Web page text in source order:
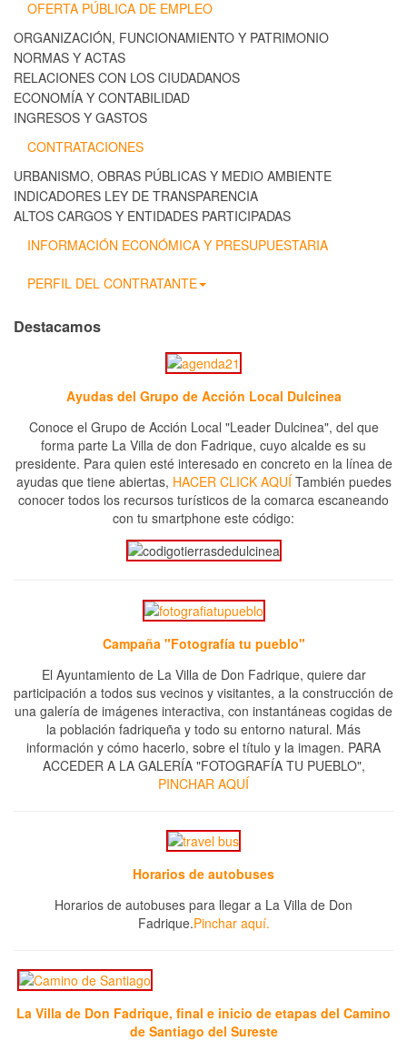
OFERTA PÚBLICA DE EMPLEO
ORGANIZACIÓN, FUNCIONAMIENTO Y PATRIMONIO
NORMAS Y ACTAS
RELACIONES CON LOS CIUDADANOS
ECONOMÍA Y CONTABILIDAD
INGRESOS Y GASTOS
CONTRATACIONES
URBANISMO, OBRAS PÚBLICAS Y MEDIO AMBIENTE
INDICADORES LEY DE TRANSPARENCIA
ALTOS CARGOS Y ENTIDADES PARTICIPADAS
INFORMACIÓN ECONÓMICA Y PRESUPUESTARIA
PERFIL DEL CONTRATANTE
Destacamos
Ayudas del Grupo de Acción Local Dulcinea
Conoce el Grupo de Acción Local "Leader Dulcinea", del que
forma parte La Villa de don Fadrique, cuyo alcalde es su
presidente. Para quien esté interesado en concreto en la línea de
ayudas que tiene abiertas, HACER CLICK AQUÍTambién puedes
conocer todos los recursos turísticos de la comarca escaneando
con tu smartphone este código:
Campaña "Fotografía tu pueblo"
El Ayuntamiento de La Villa de Don Fadrique, quiere dar
participación a todos sus vecinos y visitantes, a la construcción de
una galería de imágenes interactiva, con instantáneas cogidas de
la población fadriqueña y todo su entorno natural. Más
información y cómo hacerlo, sobre el título y la imagen. PARA
ACCEDER A LA GALERÍA "FOTOGRAFÍA TU PUEBLO",
PINCHAR AQUÍ
Horarios de autobuses
Horarios de autobuses para llegar a La Villa de Don
Fadrique.Pinchar aquí.
La Villa de Don Fadrique, final e inicio de etapas del Camino
de Santiago del Sureste